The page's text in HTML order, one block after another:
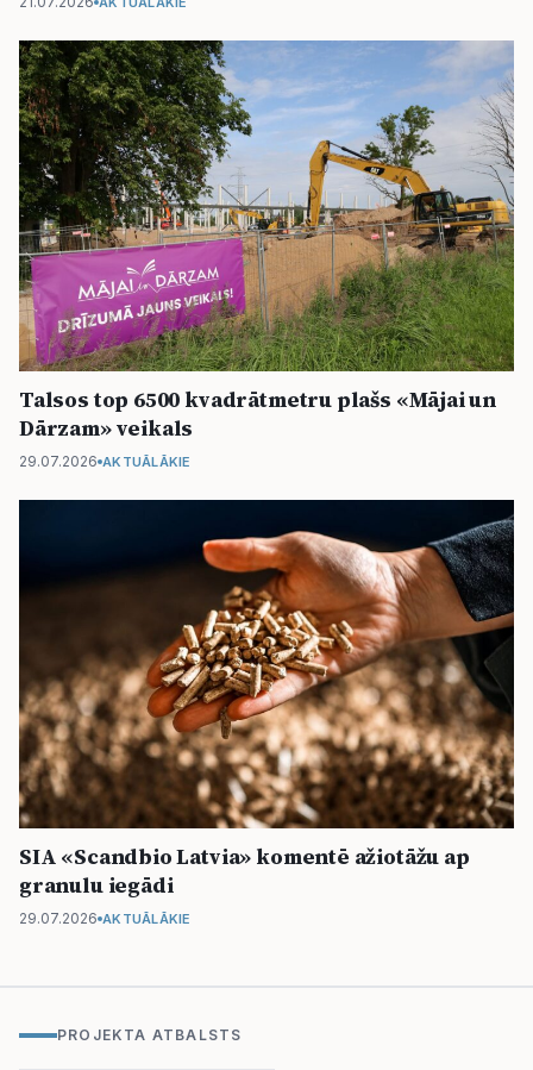
Talsos top 6500 kvadrātmetru plašs «Mājai un
Dārzam» veikals
29.07.2026 AKTUĀLĀKIE
SIA «Scandbio Latvia» komentē ažiotāžu ap
granulu iegādi
29.07.2026 AKTUĀLĀKIE
PROJEKTA ATBALSTS